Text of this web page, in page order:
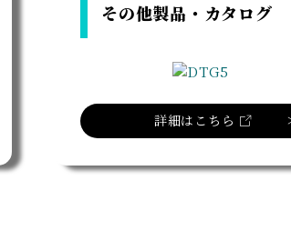
その他製品・カタログ
詳細はこちら